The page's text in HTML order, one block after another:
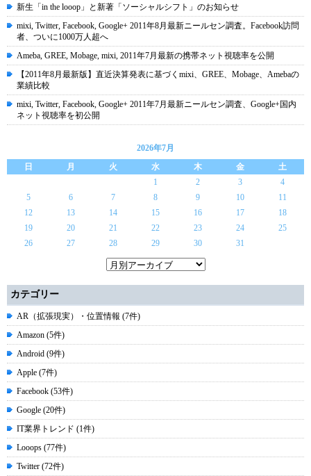
新生「in the looop」と新著「ソーシャルシフト」のお知らせ
mixi, Twitter, Facebook, Google+ 2011年8月最新ニールセン調査。Facebook訪問
者、ついに1000万人超へ
Ameba, GREE, Mobage, mixi, 2011年7月最新の携帯ネット視聴率を公開
【2011年8月最新版】直近決算発表に基づくmixi、GREE、Mobage、Amebaの
業績比較
mixi, Twitter, Facebook, Google+ 2011年7月最新ニールセン調査、Google+国内
ネット視聴率を初公開
2026年7月
日
月 火 水 木 金
土
1
2 3
4
5
6 7 8 9 10
11
12
13 14 15 16 17
18
19
20 21 22 23 24
25
26
27 28 29 30 31
カテゴリー
AR（拡張現実）・位置情報 (7件)
Amazon (5件)
Android (9件)
Apple (7件)
Facebook (53件)
Google (20件)
IT業界トレンド (1件)
Looops (77件)
Twitter (72件)